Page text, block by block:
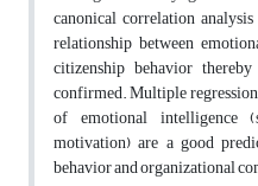
canonical correlation
relationship between
citizenship behavior
confirmed. Multiple
of emotional intelligence
motivation) are a good
behavior and organizational